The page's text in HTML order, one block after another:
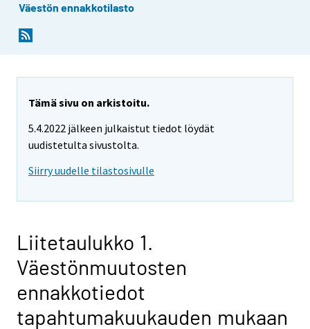
Väestön ennakkotilasto
Tämä sivu on arkistoitu.
5.4.2022 jälkeen julkaistut tiedot löydät
uudistetulta sivustolta.
Siirry uudelle tilastosivulle
Liitetaulukko 1.
Väestönmuutosten
ennakkotiedot
tapahtumakuukauden mukaan